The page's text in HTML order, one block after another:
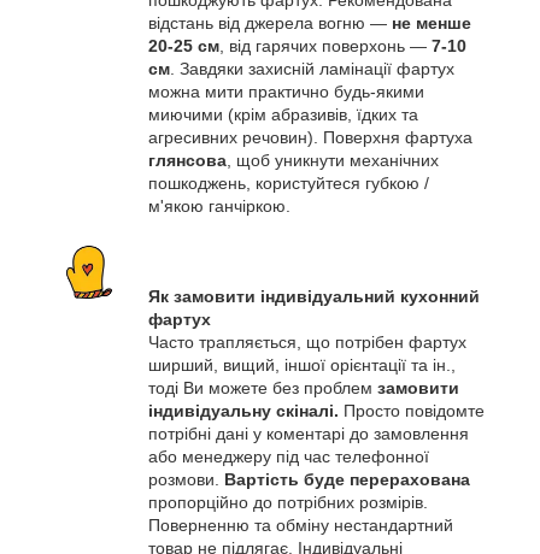
відстань від джерела вогню — не менше
20-25 см, від гарячих поверхонь — 7-10
см. Завдяки захисній ламінації фартух
можна мити практично будь-якими
миючими (крім абразивів, їдких та
агресивних речовин). Поверхня фартуха
глянсова, щоб уникнути механічних
пошкоджень, користуйтеся губкою /
м'якою ганчіркою.
Як замовити індивідуальний кухонний
фартух
Часто трапляється, що потрібен фартух
ширший, вищий, іншої орієнтації та ін.,
тоді Ви можете без проблем замовити
індивідуальну скіналі. Просто повідомте
потрібні дані у коментарі до замовлення
або менеджеру під час телефонної
розмови. Вартість буде перерахована
пропорційно до потрібних розмірів.
Поверненню та обміну нестандартний
товар не підлягає. Індивідуальні